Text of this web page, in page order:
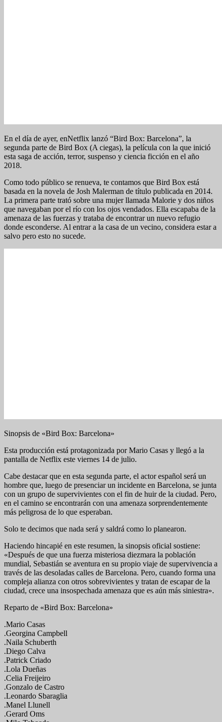
En el día de ayer, enNetflix lanzó “Bird Box: Barcelona”, la
segunda parte de Bird Box (A ciegas), la película con la que inició
esta saga de acción, terror, suspenso y ciencia ficción en el año
2018.
Como todo público se renueva, te contamos que Bird Box está
basada en la novela de Josh Malerman de título publicada en 2014.
La primera parte trató sobre una mujer llamada Malorie y dos niños
que navegaban por el río con los ojos vendados. Ella escapaba de la
amenaza de las fuerzas y trataba de encontrar un nuevo refugio
donde esconderse. Al entrar a la casa de un vecino, considera estar a
salvo pero esto no sucede.
Sinopsis de «Bird Box: Barcelona»
Esta producción está protagonizada por Mario Casas y llegó a la
pantalla de Netflix este viernes 14 de julio.
Cabe destacar que en esta segunda parte, el actor español será un
hombre que, luego de presenciar un incidente en Barcelona, se junta
con un grupo de supervivientes con el fin de huir de la ciudad. Pero,
en el camino se encontrarán con una amenaza sorprendentemente
más peligrosa de lo que esperaban.
Solo te decimos que nada será y saldrá como lo planearon.
Haciendo hincapié en este resumen, la sinopsis oficial sostiene:
«Después de que una fuerza misteriosa diezmara la población
mundial, Sebastián se aventura en su propio viaje de supervivencia a
través de las desoladas calles de Barcelona. Pero, cuando forma una
compleja alianza con otros sobrevivientes y tratan de escapar de la
ciudad, crece una insospechada amenaza que es aún más siniestra».
Reparto de «Bird Box: Barcelona»
.Mario Casas
.Georgina Campbell
.Naila Schuberth
.Diego Calva
.Patrick Criado
.Lola Dueñas
.Celia Freijeiro
.Gonzalo de Castro
.Leonardo Sbaraglia
.Manel Llunell
.Gerard Oms